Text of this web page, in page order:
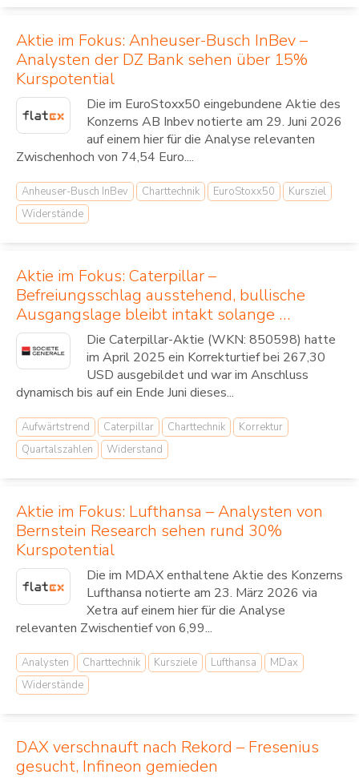
Aktie im Fokus: Anheuser-Busch InBev –
Analysten der DZ Bank sehen über 15%
Kurspotential
Die im EuroStoxx50 eingebundene Aktie des
Konzerns AB Inbev notierte am 29. Juni 2026
auf einem hier für die Analyse relevanten
Zwischenhoch von 74,54 Euro....
Anheuser-Busch InBev Charttechnik EuroStoxx50
Kursziel
Widerstände
Aktie im Fokus: Caterpillar –
Befreiungsschlag ausstehend, bullische
Ausgangslage bleibt intakt solange …
Die Caterpillar-Aktie (WKN: 850598) hatte
im April 2025 ein Korrekturtief bei 267,30
USD ausgebildet und war im Anschluss
dynamisch bis auf ein Ende Juni dieses...
Aufwärtstrend Caterpillar Charttechnik
Korrektur
Quartalszahlen
Widerstand
Aktie im Fokus: Lufthansa – Analysten von
Bernstein Research sehen rund 30%
Kurspotential
Die im MDAX enthaltene Aktie des Konzerns
Lufthansa notierte am 23. März 2026 via
Xetra auf einem hier für die Analyse
relevanten Zwischentief von 6,99...
Analysten Charttechnik Kursziele Lufthansa
MDax
Widerstände
DAX verschnauft nach Rekord – Fresenius
gesucht, Infineon gemieden